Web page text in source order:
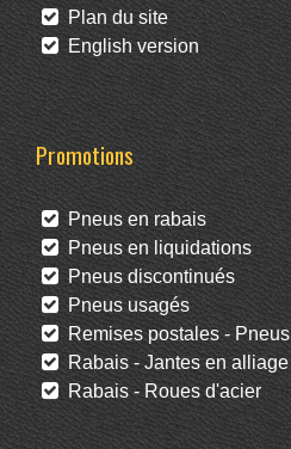
Plan du site
English version
Promotions
Pneus en rabais
Pneus en liquidations
Pneus discontinués
Pneus usagés
Remises postales - Pneus
Rabais - Jantes en alliage
Rabais - Roues d'acier